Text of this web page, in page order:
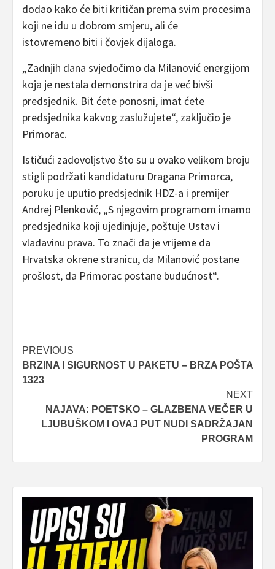
dodao kako će biti kritičan prema svim procesima
koji ne idu u dobrom smjeru, ali će
istovremeno biti i čovjek dijaloga.
„Zadnjih dana svjedočimo da Milanović energijom
koja je nestala demonstrira da je već bivši
predsjednik. Bit ćete ponosni, imat ćete
predsjednika kakvog zaslužujete“, zaključio je
Primorac.
Ističući zadovoljstvo što su u ovako velikom broju
stigli podržati kandidaturu Dragana Primorca,
poruku je uputio predsjednik HDZ-a i premijer
Andrej Plenković, „S njegovim programom imamo
predsjednika koji ujedinjuje, poštuje Ustav i
vladavinu prava. To znači da je vrijeme da
Hrvatska okrene stranicu, da Milanović postane
prošlost, da Primorac postane budućnost“.
Post
navigation
PREVIOUS
BRZINA I SIGURNOST U PAKETU – BRZA POŠTA
1323
NEXT
NAJAVA: POETSKO – GLAZBENA VEČER U
LJUBUŠKOM I OVAJ PUT NUDI SADRŽAJAN
PROGRAM